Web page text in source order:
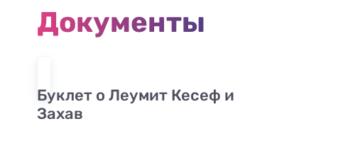
Документы
Буклет о Леумит Кесеф и
Захав